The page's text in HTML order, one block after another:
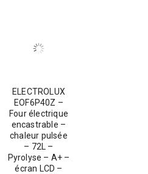
ELECTROLUX
EOF6P40Z –
Four électrique
encastrable –
chaleur pulsée
– 72L –
Pyrolyse – A+ –
écran LCD –